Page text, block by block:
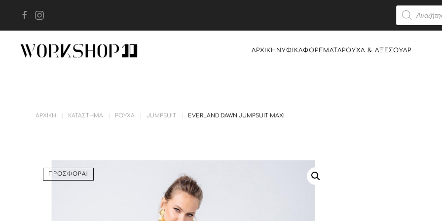
Products
search
ΑΡΧΙΚΉ ΝΥΦΙΚΆΦΟΡΈΜΑΤΑΡΟΎΧΑ & AΞΕΣΟΥΆΡ
ΑΡΧΙΚΉ ΚΑΤΆΣΤΗΜΑ ΡΟΎΧΑ JUMPSUIT EVERLAND DAWN JUMPSUIT MAXI
ΠΡΟΣΦΟΡΆ!